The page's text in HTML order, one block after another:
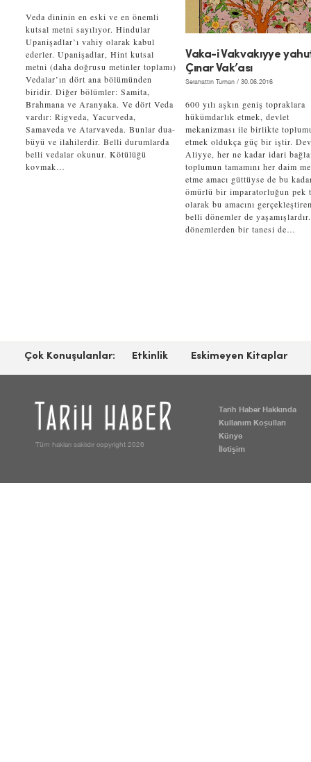
Veda dininin en eski ve en önemli
kutsal metni sayılıyor. Hindular
Upanişadlar’ı vahiy olarak kabul
ederler. Upanişadlar, Hint kutsal
metni (daha doğrusu metinler toplamı)
Vedalar’ın dört ana bölümünden
biridir. Diğer bölümler: Samita,
Brahmana ve Aranyaka. Ve dört Veda
vardır: Rigveda, Yacurveda,
Samaveda ve Atarvaveda. Bunlar dua-
büyü ve ilahilerdir. Belli durumlarda
belli vedalar okunur. Kötülüğü
kovmak…
Vaka-i Vakvakıyye
Çınar Vak’ası
Selahattin Turhan / 30.06.2016
600 yılı aşkın geniş topraklara
hükümdarlık etmek, devlet
mekanizması ile birlikte
etmek oldukça güç bir iştir.
Aliyye, her ne kadar idari
toplumun tamamını her daim
etme amacı güttüyse de bu
ömürlü bir imparatorluğun pek
olarak bu amacını
belli dönemler de
dönemlerden bir tanesi de…
Çok Konuşulanlar: Etkinlik Eskimeyen Kitaplar
Tarih Haber Hakkında
Kullanım Koşulları
Künye
İletişim
Tüm hakları saklıdır copyright 2026